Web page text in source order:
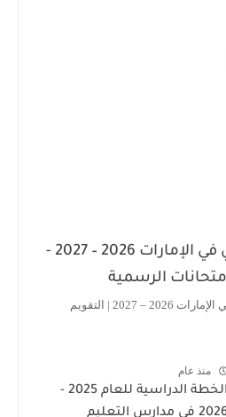
تقويم العام الدراسي في الإمارات 2026 – 2027 -
الرسمية
جدول العطلات والامتحانات في الإمارات 2026 – 2027 | التقويم
منذ عام
الخطة الدراسية للعام 2025 -
2026 فى مدارس التعليم